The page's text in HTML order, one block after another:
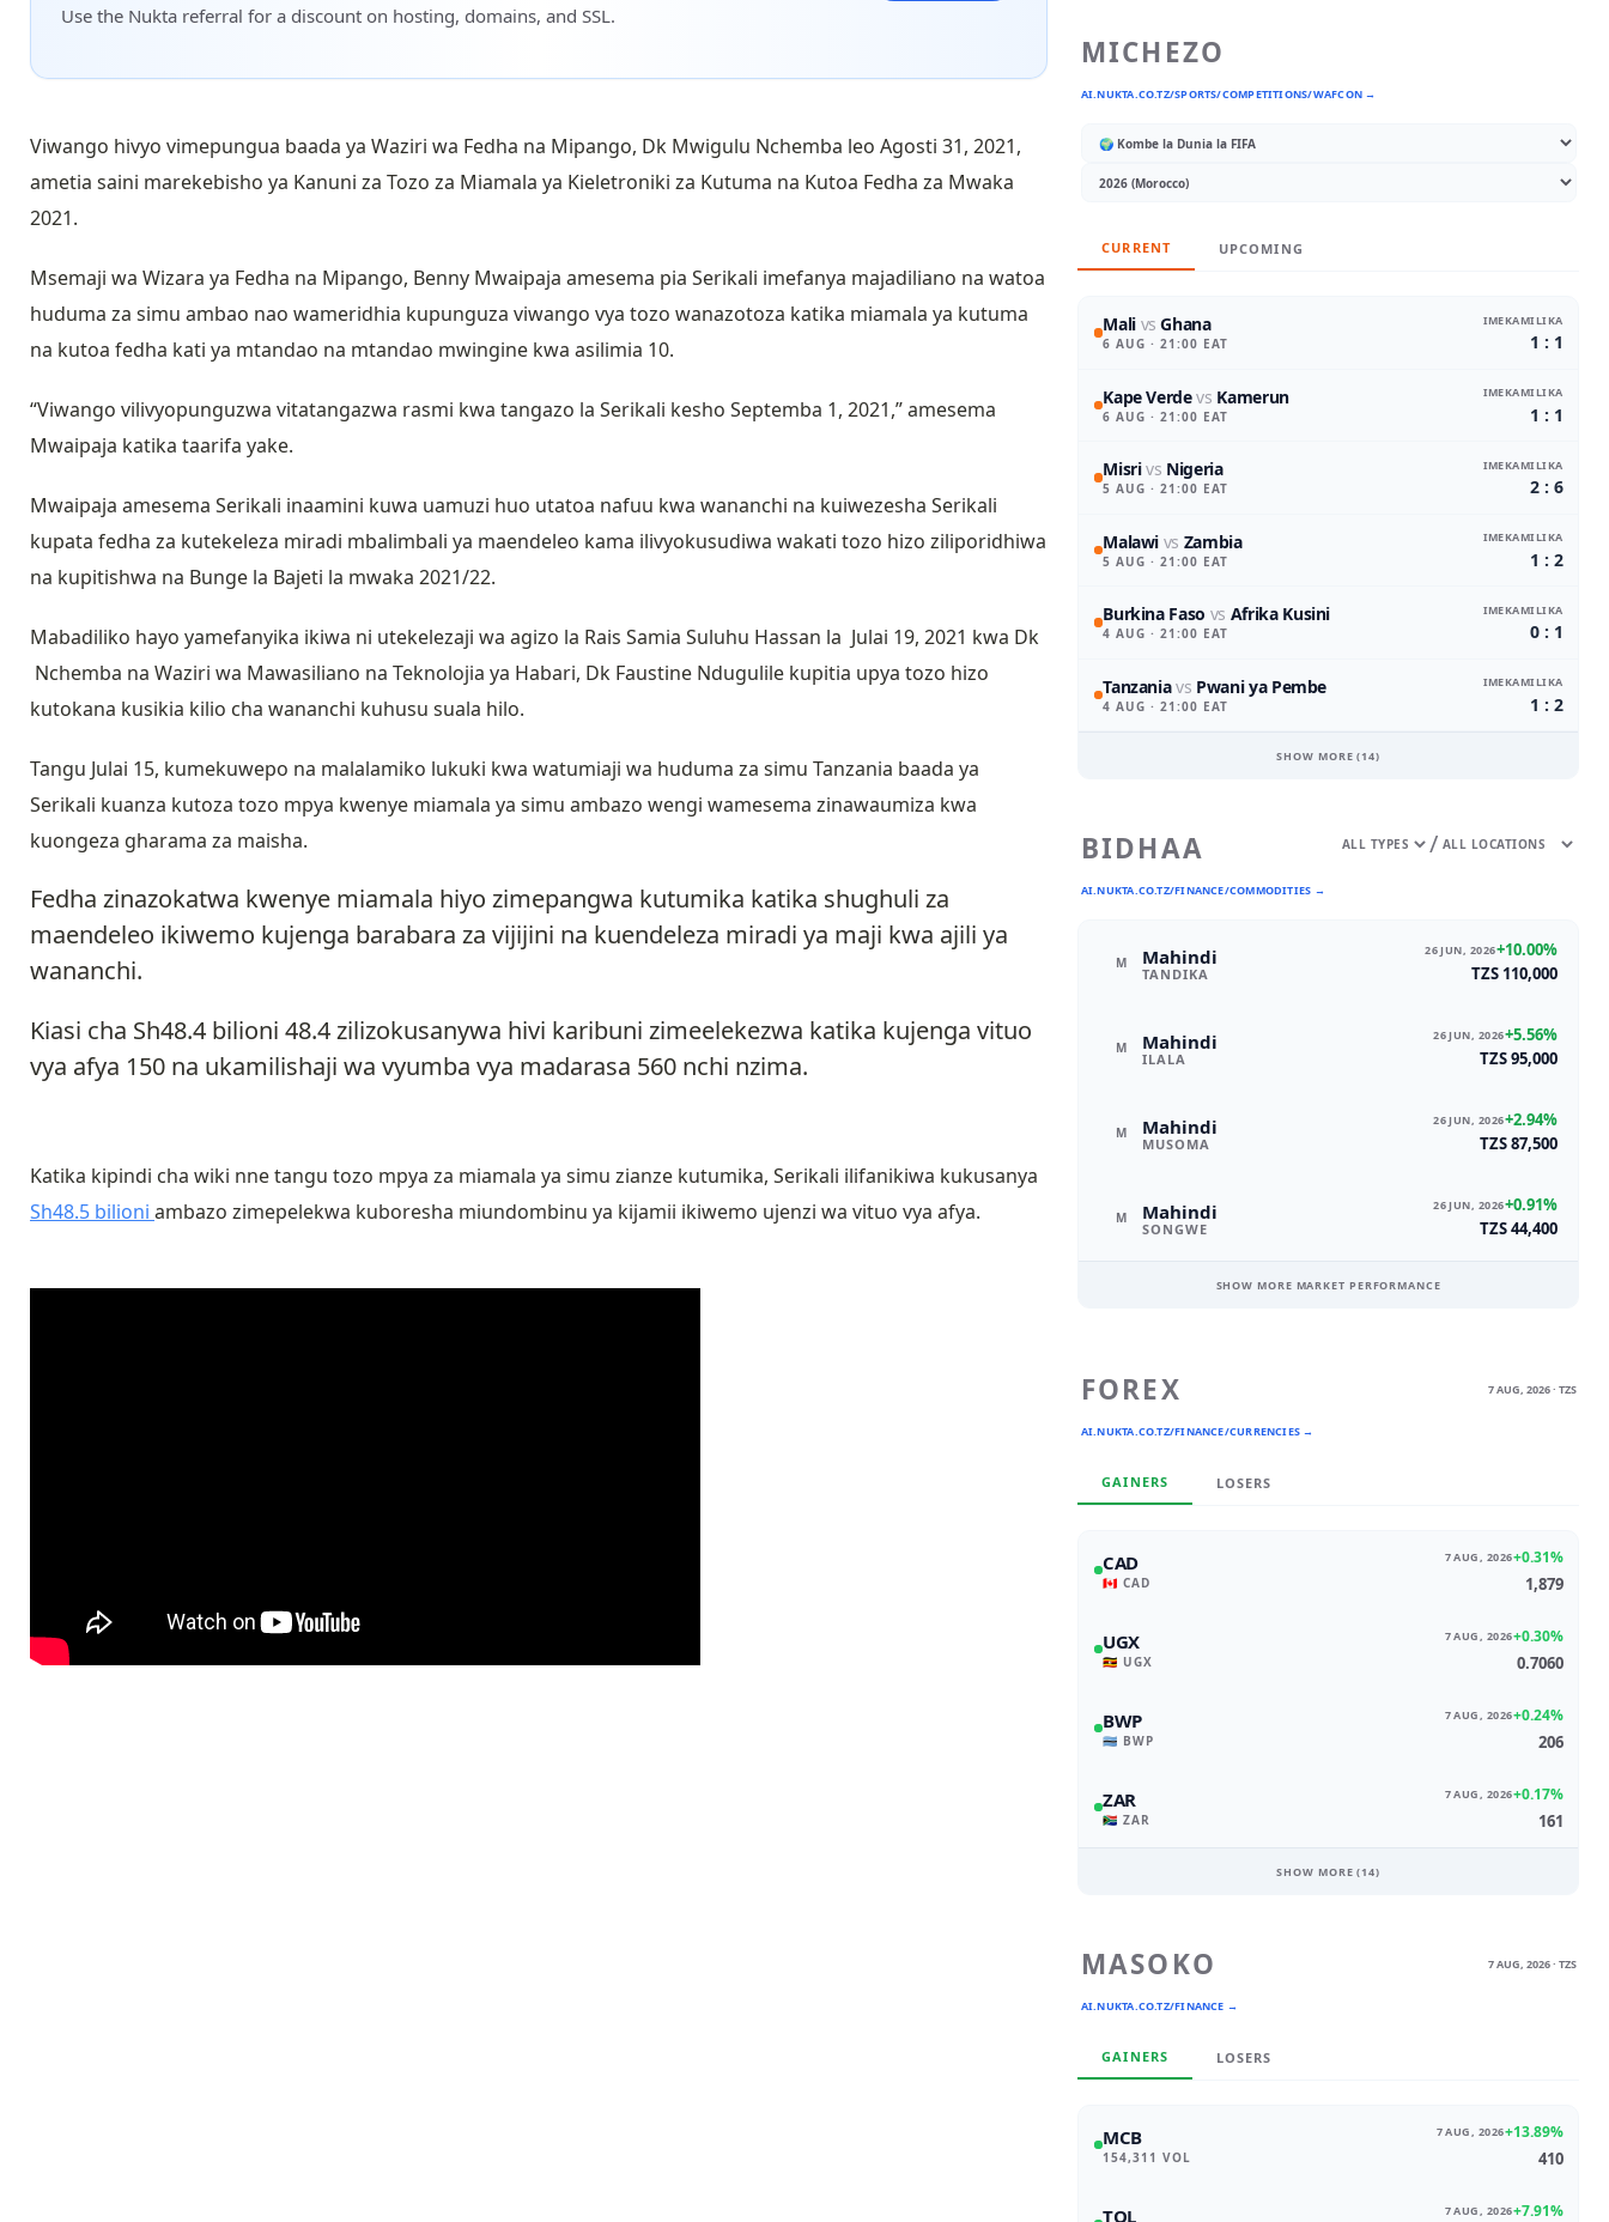
Use the Nukta referral for a discount on hosting, domains, and SSL.
Viwango hivyo vimepungua baada ya Waziri wa Fedha na Mipango, Dk Mwigulu Nchemba leo Agosti 31, 2021,
ametia saini marekebisho ya Kanuni za Tozo za Miamala ya Kieletroniki za Kutuma na Kutoa Fedha za Mwaka
2021.
Msemaji wa Wizara ya Fedha na Mipango, Benny Mwaipaja amesema pia Serikali imefanya majadiliano na watoa
huduma za simu ambao nao wameridhia kupunguza viwango vya tozo wanazotoza katika miamala ya kutuma
na kutoa fedha kati ya mtandao na mtandao mwingine kwa asilimia 10.
“Viwango vilivyopunguzwa vitatangazwa rasmi kwa tangazo la Serikali kesho Septemba 1, 2021,” amesema
Mwaipaja katika taarifa yake.
Mwaipaja amesema Serikali inaamini kuwa uamuzi huo utatoa nafuu kwa wananchi na kuiwezesha Serikali
kupata fedha za kutekeleza miradi mbalimbali ya maendeleo kama ilivyokusudiwa wakati tozo hizo ziliporidhiwa
na kupitishwa na Bunge la Bajeti la mwaka 2021/22.
Mabadiliko hayo yamefanyika ikiwa ni utekelezaji wa agizo la Rais Samia Suluhu Hassan la Julai 19, 2021 kwa Dk
Nchemba na Waziri wa Mawasiliano na Teknolojia ya Habari, Dk Faustine Ndugulile kupitia upya tozo hizo
kutokana kusikia kilio cha wananchi kuhusu suala hilo.
Tangu Julai 15, kumekuwepo na malalamiko lukuki kwa watumiaji wa huduma za simu Tanzania baada ya
Serikali kuanza kutoza tozo mpya kwenye miamala ya simu ambazo wengi wamesema zinawaumiza kwa
kuongeza gharama za maisha.
Fedha zinazokatwa kwenye miamala hiyo zimepangwa kutumika katika shughuli za
maendeleo ikiwemo kujenga barabara za vijijini na kuendeleza miradi ya maji kwa ajili ya
wananchi.
Kiasi cha Sh48.4 bilioni 48.4 zilizokusanywa hivi karibuni zimeelekezwa katika kujenga vituo
vya afya 150 na ukamilishaji wa vyumba vya madarasa 560 nchi nzima.
Katika kipindi cha wiki nne tangu tozo mpya za miamala ya simu zianze kutumika, Serikali ilifanikiwa kukusanya
Sh48.5 bilioni ambazo zimepelekwa kuboresha miundombinu ya kijamii ikiwemo ujenzi wa vituo vya afya.
MICHEZO
AI.NUKTA.CO.TZ/SPORTS/COMPETITIONS/WAFCON →
CURRENT UPCOMING
Mali vsGhana
6 AUG · 21:00 EAT
IMEKAMILIKA
1 : 1
Kape Verdevs Kamerun
6 AUG · 21:00 EAT
IMEKAMILIKA
1 : 1
Misrivs Nigeria
5 AUG · 21:00 EAT
IMEKAMILIKA
2 : 6
Malawi vs Zambia
5 AUG · 21:00 EAT
IMEKAMILIKA
1 : 2
Burkina Faso vs Afrika Kusini
4 AUG · 21:00 EAT
IMEKAMILIKA
0 : 1
Tanzaniavs Pwani ya Pembe
4 AUG · 21:00 EAT
IMEKAMILIKA
1 : 2
SHOW MORE (14)
BIDHAA
AI.NUKTA.CO.TZ/FINANCE/COMMODITIES →
/
M Mahindi
TANDIKA
26 JUN, 2026+10.00%
TZS 110,000
M Mahindi
ILALA
26 JUN, 2026+5.56%
TZS 95,000
M Mahindi
MUSOMA
26 JUN, 2026+2.94%
TZS 87,500
M Mahindi
SONGWE
26 JUN, 2026+0.91%
TZS 44,400
SHOW MORE MARKET PERFORMANCE
FOREX
AI.NUKTA.CO.TZ/FINANCE/CURRENCIES →
7 AUG, 2026 · TZS
GAINERS LOSERS
CAD
🇨🇦 CAD
7 AUG, 2026+0.31%
1,879
UGX
🇺🇬 UGX
7 AUG, 2026+0.30%
0.7060
BWP
🇧🇼 BWP
7 AUG, 2026+0.24%
206
ZAR
🇿🇦 ZAR
7 AUG, 2026+0.17%
161
SHOW MORE (14)
MASOKO
AI.NUKTA.CO.TZ/FINANCE →
7 AUG, 2026 · TZS
GAINERS LOSERS
MCB
154,311 VOL
7 AUG, 2026+13.89%
410
TOL 7 AUG, 2026+7.91%